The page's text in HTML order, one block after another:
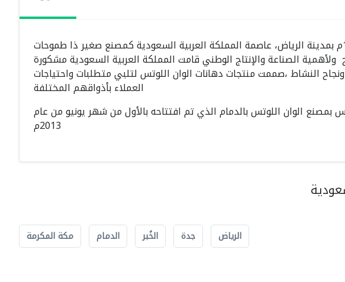
تأسس مصنع الوان اللوتس للدهانات في عام 1996م بمدينة الرياض، عاصمة المملكة العربية السعودية كمصنع صغير ذا طموحات
الصناعة والإنتاج الوطني قامت المملكة العربية السعودية مشكورة
النشاط ،صممت منتجات دهانات الوان اللوتس لتلبي متطلبات واحتياجات
العملاء بأذواقهم المختلفة
بمصنع الوان اللوتس بالدمام الذي تم افتتاحه بالأول من شهر يونيو من عام
2013م
الرياض جدة الخُبر الدمام مكة المكرمة